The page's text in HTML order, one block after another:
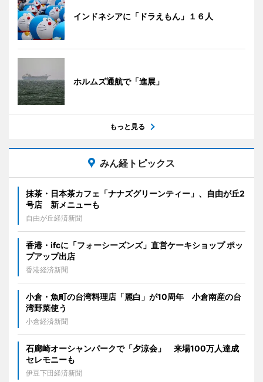
インドネシアに「ドラえもん」１６人
ホルムズ通航で「進展」
もっと見る
みん経トピックス
抹茶・日本茶カフェ「ナナズグリーンティー」、自由が丘2
号店 新メニューも
自由が丘経済新聞
香港・ifcに「フォーシーズンズ」直営ケーキショップ ポッ
プアップ出店
香港経済新聞
小倉・魚町の台湾料理店「麗白」が10周年 小倉南産の台
湾野菜使う
小倉経済新聞
石廊崎オーシャンパークで「夕涼会」 来場100万人達成
セレモニーも
伊豆下田経済新聞